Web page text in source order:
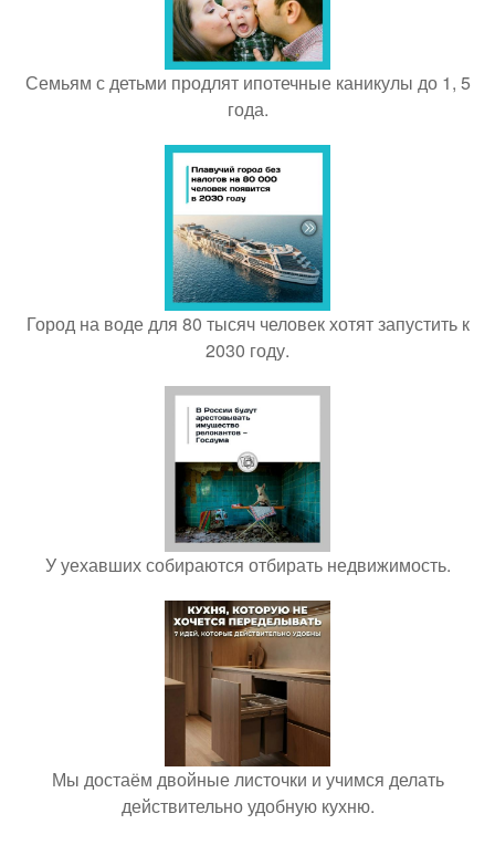
Семьям с детьми продлят ипотечные каникулы до 1, 5
года.
Город на воде для 80 тысяч человек хотят запустить к
2030 году.
У уехавших собираются отбирать недвижимость.
Мы достаём двойные листочки и учимся делать
действительно удобную кухню.